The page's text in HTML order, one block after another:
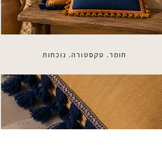
חומר. טקסטורה. נוכחות